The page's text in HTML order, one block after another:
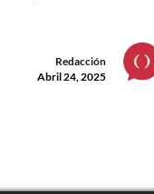
Redacción
Abril 24, 2025